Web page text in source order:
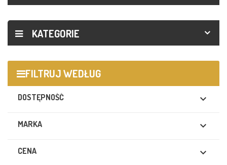
KATEGORIE
FILTRUJ WEDŁUG
DOSTĘPNOŚĆ 
MARKA 
CENA 